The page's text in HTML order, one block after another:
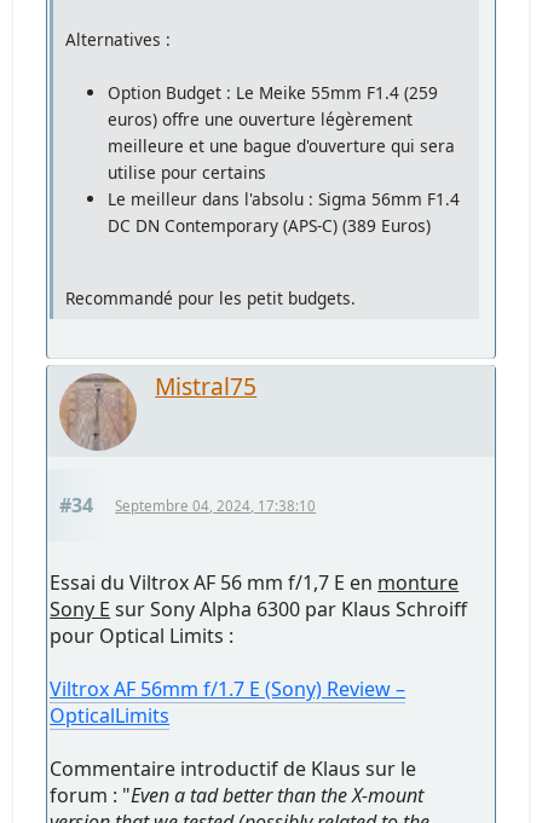
Alternatives :
Option Budget : Le Meike 55mm F1.4 (259
euros) offre une ouverture légèrement
meilleure et une bague d'ouverture qui sera
utilise pour certains
Le meilleur dans l'absolu : Sigma 56mm F1.4
DC DN Contemporary (APS-C) (389 Euros)
Recommandé pour les petit budgets.
Mistral75
#34 Septembre 04, 2024, 17:38:10
Essai du Viltrox AF 56 mm f/1,7 E en monture
Sony E sur Sony Alpha 6300 par Klaus Schroiff
pour Optical Limits :
Viltrox AF 56mm f/1.7 E (Sony) Review –
OpticalLimits
Commentaire introductif de Klaus sur le
forum : "Even a tad better than the X-mount